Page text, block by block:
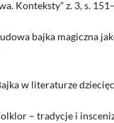
Konteksty” z. 3, s.
bajka magiczna
w literaturze
– tradycje i